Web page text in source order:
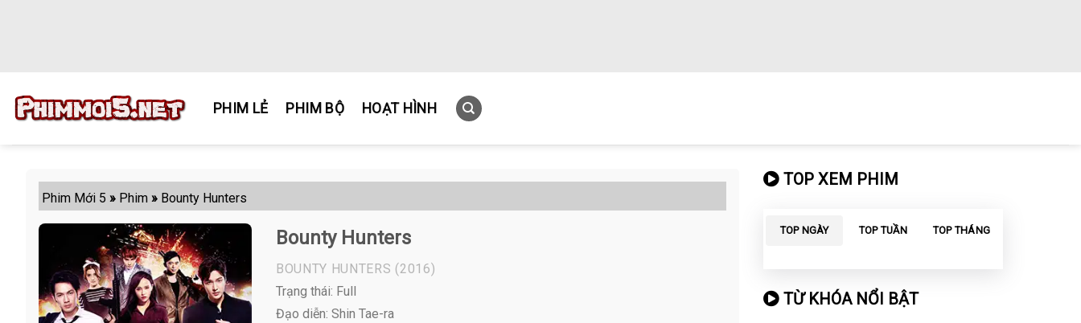
PHIM LẺ PHIM BỘ HOẠT HÌNH
Phim Mới 5 » Phim » Bounty Hunters
Bounty Hunters
BOUNTY HUNTERS (2016)
Trạng thái: Full
Đạo diễn: Shin Tae-ra
TOP XEM PHIM
TOP NGÀY TOP TUẦN TOP THÁNG
TỪ KHÓA NỔI BẬT